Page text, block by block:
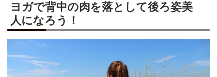
ヨガで背中の肉を落として後ろ姿美
人になろう！